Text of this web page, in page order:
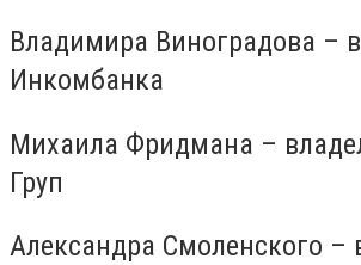
Владимира Виноградова –
Инкомбанка
Михаила Фридмана –
Груп
Александра Смоленского –